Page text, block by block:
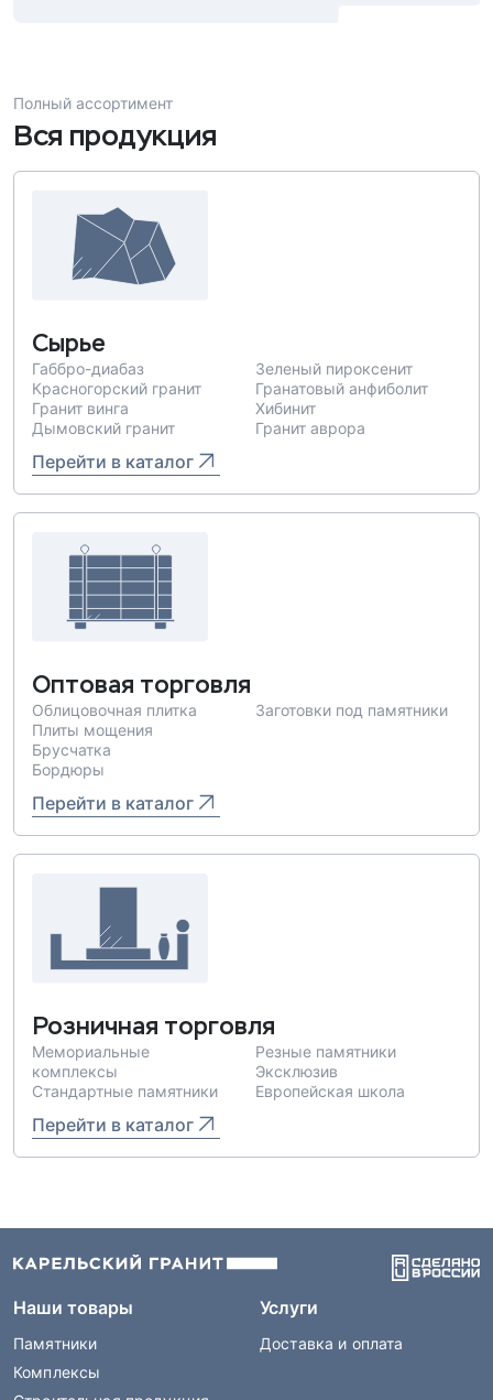
Полный ассортимент
Вся продукция
Сырье
Габбро-диабаз
Красногорский гранит
Гранит винга
Дымовский гранит
Зеленый пироксенит
Гранатовый анфиболит
Хибинит
Гранит аврора
Перейти в каталог
Оптовая торговля
Облицовочная плитка
Плиты мощения
Брусчатка
Бордюры
Заготовки под памятники
Перейти в каталог
Розничная торговля
Мемориальные
комплексы
Стандартные памятники
Резные памятники
Эксклюзив
Европейская школа
Перейти в каталог
Наши товары
Памятники
Комплексы
Услуги
Доставка и оплата